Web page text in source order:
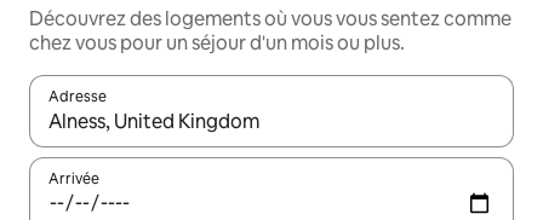
Découvrez des logements où vous vous sentez comme
chez vous pour un séjour d'un mois ou plus.
Adresse
Lorsque les résultats s'affichent, utilisez les flèches vers le
Arrivée